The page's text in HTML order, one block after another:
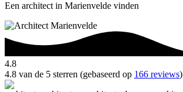
Een architect in Marienvelde vinden
4.8
4.8 van de 5 sterren (gebaseerd op 166 reviews)